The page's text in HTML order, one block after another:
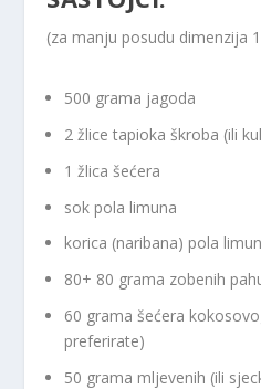
(za manju posudu dimenzija
500 grama jagoda
2 žlice tapioka škroba (ili
1 žlica šećera
sok pola limuna
korica (naribana) pola
80+ 80 grama zobenih
60 grama šećera
preferirate)
50 grama mljevenih (ili